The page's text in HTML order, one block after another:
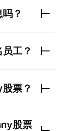
？
工？
股票？
股票